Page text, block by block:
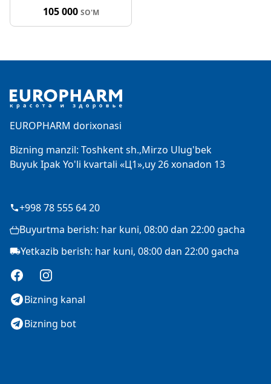
105 000 SO'M
EUROPHARM dorixonasi
Bizning manzil: Toshkent sh.,Mirzo Ulug'bek
Buyuk Ipak Yo'li kvartali «Ц1»,uy 26 xonadon 13
+998 78 555 64 20
Buyurtma berish: har kuni, 08:00 dan 22:00 gacha
Yetkazib berish: har kuni, 08:00 dan 22:00 gacha
FacebookInstagram
Bizning kanal
Bizning bot